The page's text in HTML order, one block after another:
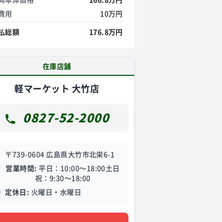
用
10万円
総額
176.8万円
在庫店舗
軽マーケット 大竹店
0827-52-2000
〒739-0604 広島県大竹市北栄6-1
営業時間: 平日：10:00～18:00土日
祝：9:30～18:00
定休日: 火曜日・水曜日